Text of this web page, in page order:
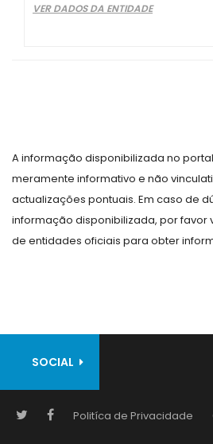
VER DADOS DA ENTIDADE
A informação disponibilizada no
meramente informativo e não
actualizações pontuais. Em caso de
informação disponibilizada, por favor
de entidades oficiais para obter
SOCIAL
Politíca de Privacidade